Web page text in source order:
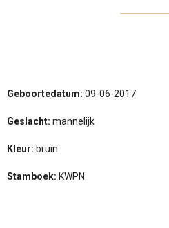
Geboortedatum: 09-06-2017
Geslacht: mannelijk
Kleur: bruin
Stamboek: KWPN